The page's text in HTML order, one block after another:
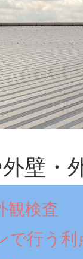
壁・
観検査
で行う利